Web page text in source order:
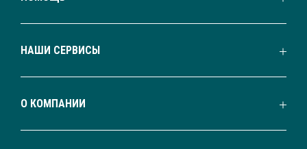
НАШИ СЕРВИСЫ
О КОМПАНИИ